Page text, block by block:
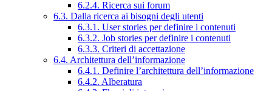
6.2.4. Ricerca sui forum
6.3. Dalla ricerca ai bisogni degli utenti
6.3.1. User stories per definire i contenuti
6.3.2. Job stories per definire i contenuti
6.3.3. Criteri di accettazione
6.4. Architettura dell’informazione
6.4.1. Definire l’architettura dell’informazione
6.4.2. Alberatura